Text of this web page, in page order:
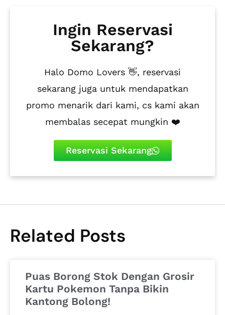
Ingin Reservasi
Sekarang?
Halo Domo Lovers 👋, reservasi
sekarang juga untuk mendapatkan
promo menarik dari kami, cs kami akan
membalas secepat mungkin ❤️
Reservasi Sekarang
Related Posts
Puas Borong Stok Dengan Grosir
Kartu Pokemon Tanpa Bikin
Kantong Bolong!